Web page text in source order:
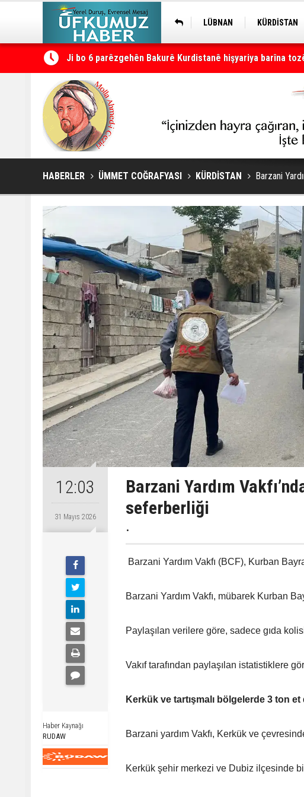
LÜBNAN KÜRDİSTAN
Ji bo 6 parêzgehên Bakurê Kurdistanê hişyariya barîna
Projeyasa di Komîsyona Dadê de hat qebûlkirin
HABERLER ÜMMET COĞRAFYASI KÜRDİSTAN Barzani
12:03
31 Mayıs 2026
Haber Kaynağı
RUDAW
Barzani Yardım
seferberliği
.
Barzani Yardım Vakfı (BCF), Kurban
Barzani Yardım Vakfı, mübarek Kurban
Paylaşılan verilere göre, sadece gıda
Vakıf tarafından paylaşılan istatistiklere
Kerkük ve tartışmalı bölgelerde 3 ton et
Barzani yardım Vakfı, Kerkük ve
Kerkük şehir merkezi ve Dubiz ilçesinde